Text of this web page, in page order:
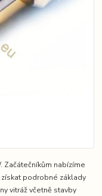
Začátečníkům nabízíme
podrobné základy
vitráž včetně stavby